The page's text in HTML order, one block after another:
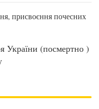
присвоєння почесних
України (посмертно )